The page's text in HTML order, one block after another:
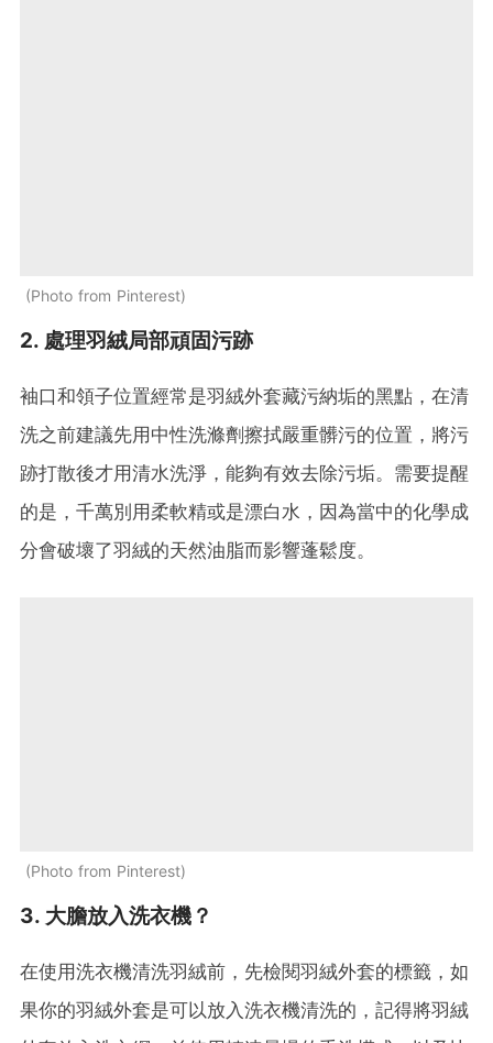
Photo from Pinterest
2. 處理羽絨局部頑固污跡
袖口和領子位置經常是羽絨外套藏污納垢的黑點，在清
洗之前建議先用中性洗滌劑擦拭嚴重髒污的位置，將污
跡打散後才用清水洗淨，能夠有效去除污垢。需要提醒
的是，千萬別用柔軟精或是漂白水，因為當中的化學成
分會破壞了羽絨的天然油脂而影響蓬鬆度。
Photo from Pinterest
3. 大膽放入洗衣機？
在使用洗衣機清洗羽絨前，先檢閱羽絨外套的標籤，如
果你的羽絨外套是可以放入洗衣機清洗的，記得將羽絨